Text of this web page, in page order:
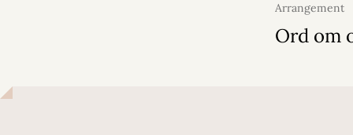
Arrangement
2026
Ord om